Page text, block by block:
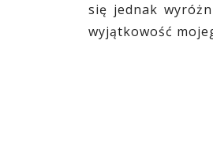
się jednak
wyjątkowość